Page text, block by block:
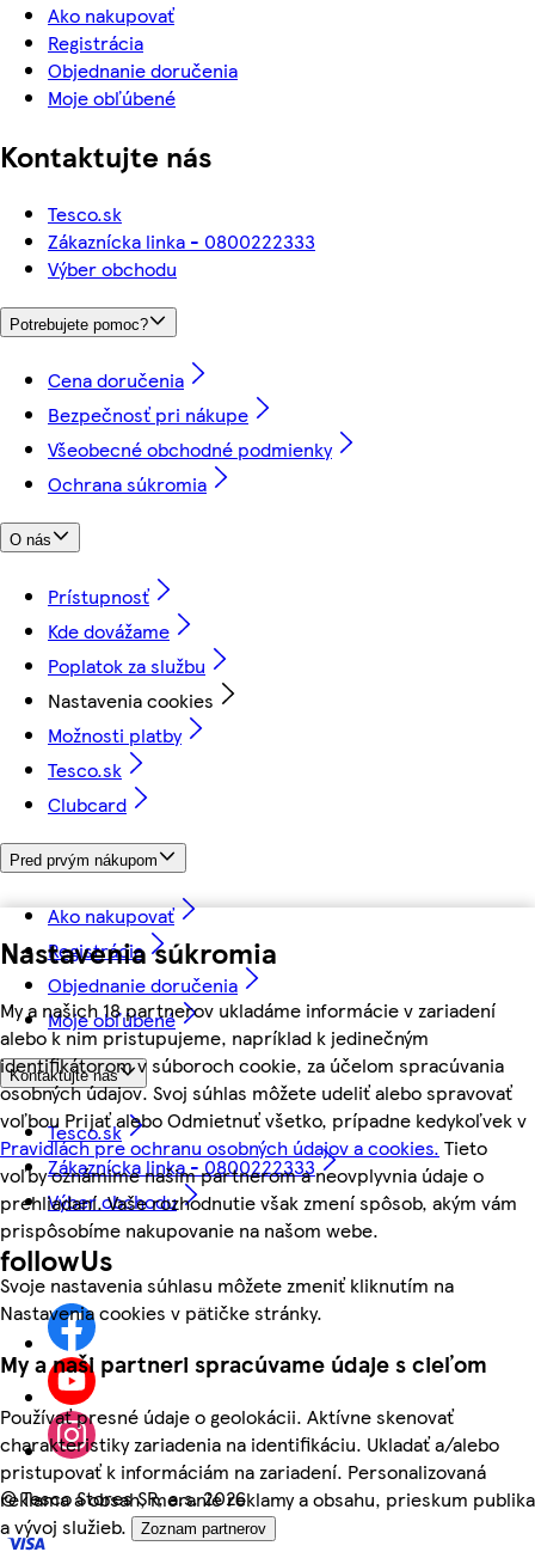
Nastavenia súkromia
My a našich 18 partnerov ukladáme informácie v zariadení
alebo k nim pristupujeme, napríklad k jedinečným
identifikátorom v súboroch cookie, za účelom spracúvania
osobných údajov. Svoj súhlas môžete udeliť alebo spravovať
voľbou Prijať alebo Odmietnuť všetko, prípadne kedykoľvek v
Pravidlách pre ochranu osobných údajov a cookies. Tieto
voľby oznámime našim partnerom a neovplyvnia údaje o
prehliadaní. Vaše rozhodnutie však zmení spôsob, akým vám
prispôsobíme nakupovanie na našom webe.
Svoje nastavenia súhlasu môžete zmeniť kliknutím na
Nastavenia cookies v pätičke stránky.
My a naši partneri spracúvame údaje s cieľom
Používať presné údaje o geolokácii. Aktívne skenovať
charakteristiky zariadenia na identifikáciu. Ukladať a/alebo
pristupovať k informáciám na zariadení. Personalizovaná
reklama a obsah, meranie reklamy a obsahu, prieskum publika
a vývoj služieb.
Zoznam partnerov
Ako nakupovať
Registrácia
Objednanie doručenia
Moje obľúbené
Kontaktujte nás
Tesco.sk
Zákaznícka linka - 0800222333
Výber obchodu
Potrebujete pomoc?
Cena doručenia
Bezpečnosť pri nákupe
Všeobecné obchodné podmienky
Ochrana súkromia
O nás
Prístupnosť
Kde dovážame
Poplatok za službu
Nastavenia cookies
Možnosti platby
Tesco.sk
Clubcard
Pred prvým nákupom
Ako nakupovať
Registrácia
Objednanie doručenia
Moje obľúbené
Kontaktujte nás
Tesco.sk
Zákaznícka linka - 0800222333
Výber obchodu
followUs
©Tesco Stores SR, a.s. 2026